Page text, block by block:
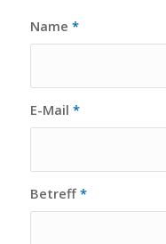
Name *
E-Mail *
Betreff *